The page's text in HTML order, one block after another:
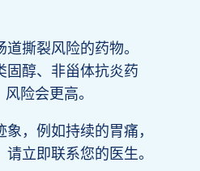
撕裂风险的药物。
固醇、非甾体抗炎药
险会更高。
，例如持续的胃痛，
立即联系您的医生。